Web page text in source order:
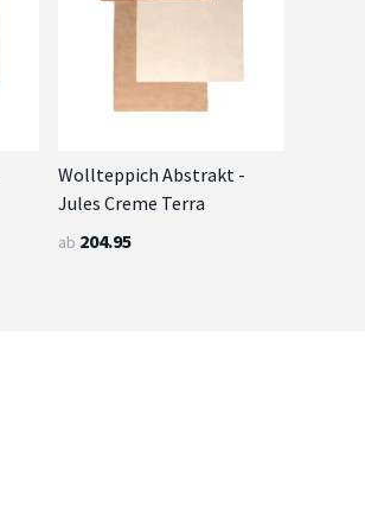
Wollteppich Abstrakt -
Jules Creme Terra
ab 204.95